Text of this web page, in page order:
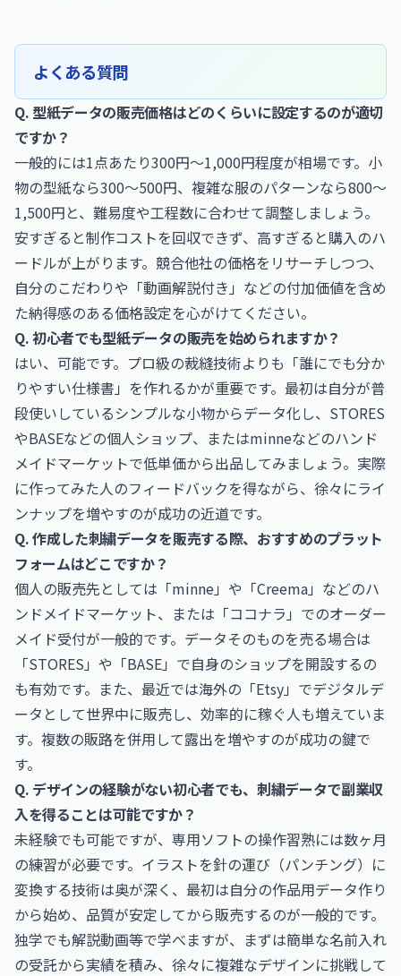
よくある質問
Q. 型紙データの販売価格はどのくらいに設定するのが適切
ですか？
一般的には1点あたり300円〜1,000円程度が相場です。小
物の型紙なら300〜500円、複雑な服のパターンなら800〜
1,500円と、難易度や工程数に合わせて調整しましょう。
安すぎると制作コストを回収できず、高すぎると購入のハ
ードルが上がります。競合他社の価格をリサーチしつつ、
自分のこだわりや「動画解説付き」などの付加価値を含め
た納得感のある価格設定を心がけてください。
Q. 初心者でも型紙データの販売を始められますか？
はい、可能です。プロ級の裁縫技術よりも「誰にでも分か
りやすい仕様書」を作れるかが重要です。最初は自分が普
段使いしているシンプルな小物からデータ化し、STORES
やBASEなどの個人ショップ、またはminneなどのハンド
メイドマーケットで低単価から出品してみましょう。実際
に作ってみた人のフィードバックを得ながら、徐々にライ
ンナップを増やすのが成功の近道です。
Q. 作成した刺繍データを販売する際、おすすめのプラット
フォームはどこですか？
個人の販売先としては「minne」や「Creema」などのハ
ンドメイドマーケット、または「ココナラ」でのオーダー
メイド受付が一般的です。データそのものを売る場合は
「STORES」や「BASE」で自身のショップを開設するの
も有効です。また、最近では海外の「Etsy」でデジタルデ
ータとして世界中に販売し、効率的に稼ぐ人も増えていま
す。複数の販路を併用して露出を増やすのが成功の鍵で
す。
Q. デザインの経験がない初心者でも、刺繍データで副業収
入を得ることは可能ですか？
未経験でも可能ですが、専用ソフトの操作習熟には数ヶ月
の練習が必要です。イラストを針の運び（パンチング）に
変換する技術は奥が深く、最初は自分の作品用データ作り
から始め、品質が安定してから販売するのが一般的です。
独学でも解説動画等で学べますが、まずは簡単な名前入れ
の受託から実績を積み、徐々に複雑なデザインに挑戦して